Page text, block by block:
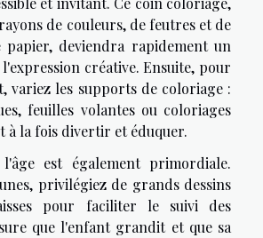
de couleurs, de feutres et de
papier, deviendra rapidement un
créative. Ensuite, pour
variez les supports de coloriage :
feuilles volantes ou coloriages
à la fois divertir et éduquer.
est également primordiale.
privilégiez de grands dessins
pour faciliter le suivi des
que l'enfant grandit et que sa